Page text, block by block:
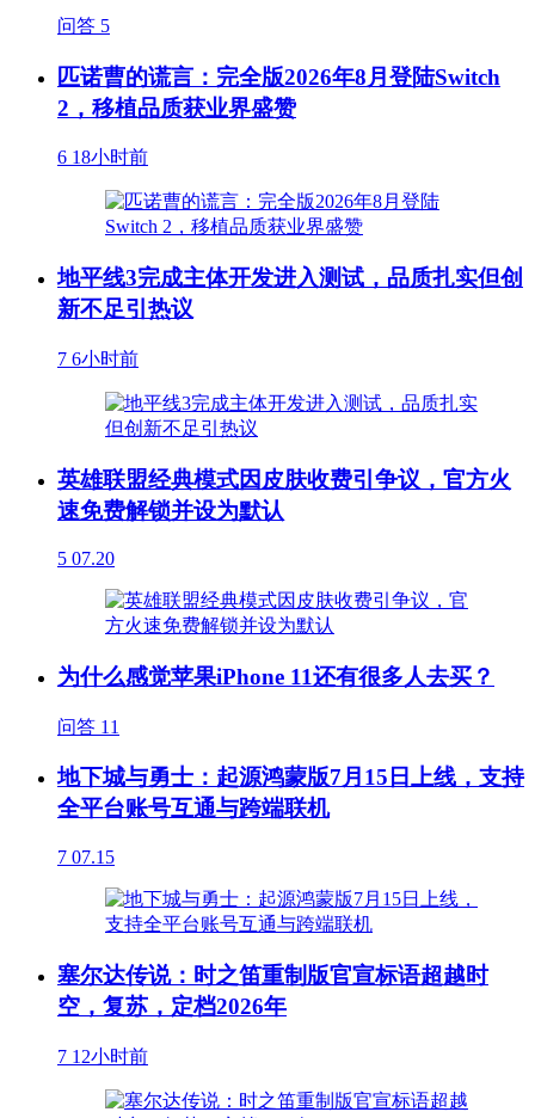
问答 5
匹诺曹的谎言：完全版2026年8月登陆Switch
2，移植品质获业界盛赞
6 18小时前
地平线3完成主体开发进入测试，品质扎实但创
新不足引热议
7 6小时前
英雄联盟经典模式因皮肤收费引争议，官方火
速免费解锁并设为默认
5 07.20
为什么感觉苹果iPhone 11还有很多人去买？
问答 11
地下城与勇士：起源鸿蒙版7月15日上线，支持
全平台账号互通与跨端联机
7 07.15
塞尔达传说：时之笛重制版官宣标语超越时
空，复苏，定档2026年
7 12小时前